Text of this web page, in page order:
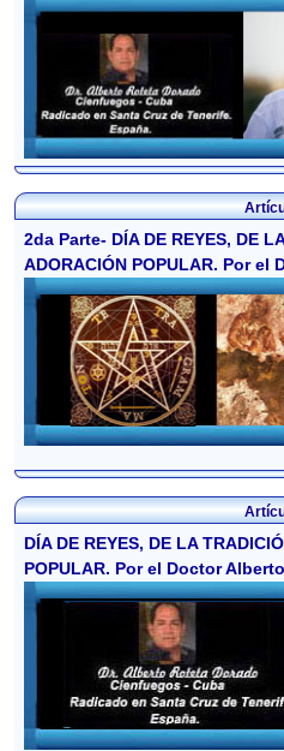
2da Parte- DÍA DE REYES, DE
ADORACIÓN POPULAR. Por
DÍA DE REYES, DE LA
POPULAR. Por el Doctor